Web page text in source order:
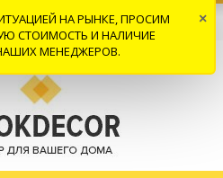
КОНТАКТЫ ОТЗЫВЫ
НА РЫНКЕ, ПРОСИМ
СТОИМОСТЬ И НАЛИЧИЕ
МЕНЕДЖЕРОВ.
×